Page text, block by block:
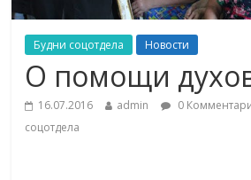
Будни соцотдела Новости
О помощи
16.07.2016 admin 0
соцотдела